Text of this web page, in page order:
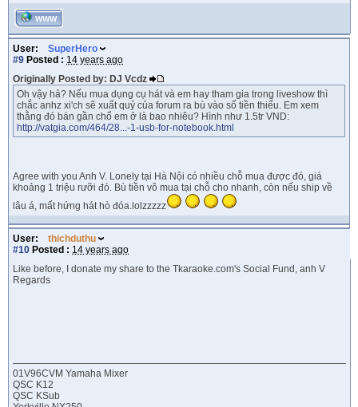
WWW
User:
SuperHero
#9 Posted : 14 years ago
Originally Posted by: DJ Vcdz
Oh vậy hả? Nếu mua dụng cụ hát và em hay tham gia trong liveshow thì
chắc anhz xi'ch sẽ xuất quỷ của forum ra bù vào số tiền thiếu. Em xem
thằng đó bán gần chổ em ở là bao nhiêu? Hình như 1.5tr VND:
http://vatgia.com/464/28...-1-usb-for-notebook.html
Agree with you Anh V. Lonely tại Hà Nội có nhiều chỗ mua được đó, giá
khoảng 1 triệu rưỡi đó. Bù tiền vô mua tại chỗ cho nhanh, còn nếu ship về
lâu á, mất hứng hát hò đóa.lolzzzzz
User:
thichduthu
#10 Posted : 14 years ago
Like before, I donate my share to the Tkaraoke.com's Social Fund, anh V
Regards
01V96CVM Yamaha Mixer
QSC K12
QSC KSub